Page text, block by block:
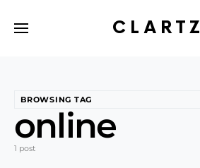
CLARTZ
BROWSING TAG
online
1 post